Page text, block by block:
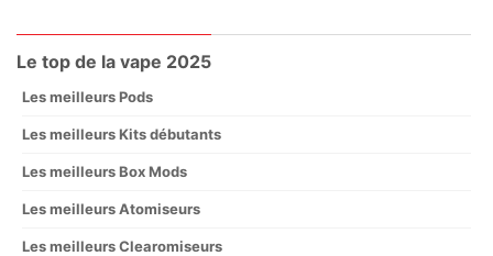
Le top de la vape 2025
Les meilleurs Pods
Les meilleurs Kits débutants
Les meilleurs Box Mods
Les meilleurs Atomiseurs
Les meilleurs Clearomiseurs